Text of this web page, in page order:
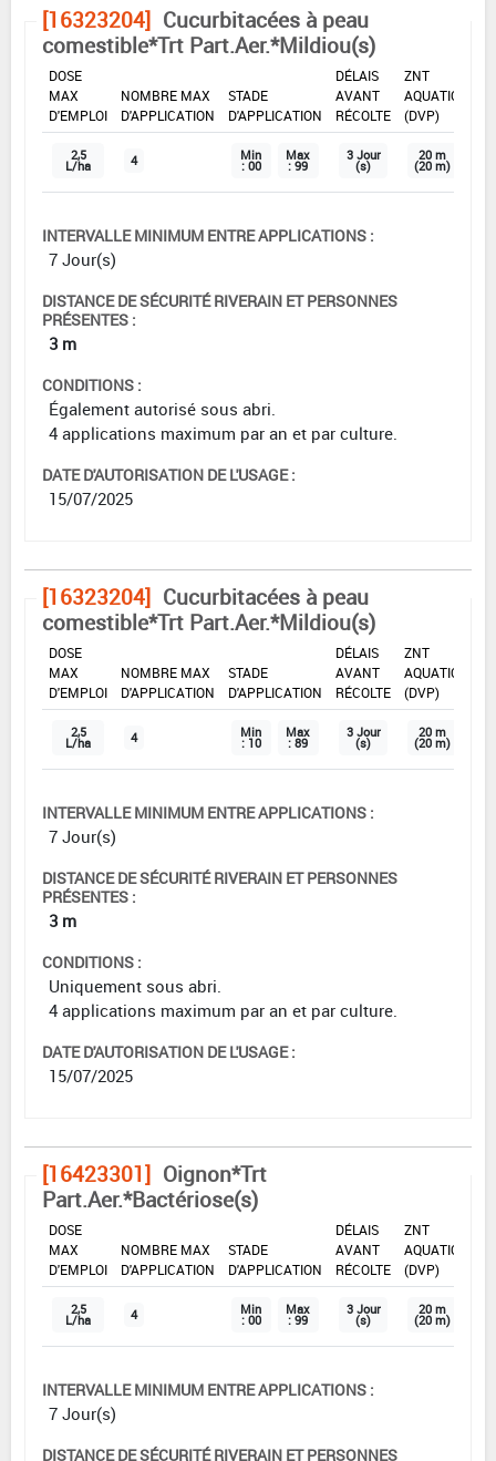
[16323204] Cucurbitacées à peau
comestible*Trt Part.Aer.*Mildiou(s)
DOSE
MAX
D'EMPLOI
NOMBRE MAX
D'APPLICATION
STADE
D'APPLICATION
DÉLAIS
AVANT
RÉCOLTE
ZNT
AQUATIQUE
(DVP)
2,5
L/ha 4 Min
: 00
Max
: 99
3 Jour
(s)
20 m
(20 m)
INTERVALLE MINIMUM ENTRE APPLICATIONS :
7 Jour(s)
DISTANCE DE SÉCURITÉ RIVERAIN ET PERSONNES
PRÉSENTES :
3 m
CONDITIONS :
Également autorisé sous abri.
4 applications maximum par an et par culture.
DATE D'AUTORISATION DE L'USAGE :
15/07/2025
[16323204] Cucurbitacées à peau
comestible*Trt Part.Aer.*Mildiou(s)
DOSE
MAX
D'EMPLOI
NOMBRE MAX
D'APPLICATION
STADE
D'APPLICATION
DÉLAIS
AVANT
RÉCOLTE
ZNT
AQUATIQUE
(DVP)
2,5
L/ha 4 Min
: 10
Max
: 89
3 Jour
(s)
20 m
(20 m)
INTERVALLE MINIMUM ENTRE APPLICATIONS :
7 Jour(s)
DISTANCE DE SÉCURITÉ RIVERAIN ET PERSONNES
PRÉSENTES :
3 m
CONDITIONS :
Uniquement sous abri.
4 applications maximum par an et par culture.
DATE D'AUTORISATION DE L'USAGE :
15/07/2025
[16423301] Oignon*Trt
Part.Aer.*Bactériose(s)
DOSE
MAX
D'EMPLOI
NOMBRE MAX
D'APPLICATION
STADE
D'APPLICATION
DÉLAIS
AVANT
RÉCOLTE
ZNT
AQUATIQUE
(DVP)
2,5
L/ha 4 Min
: 00
Max
: 99
3 Jour
(s)
20 m
(20 m)
INTERVALLE MINIMUM ENTRE APPLICATIONS :
7 Jour(s)
DISTANCE DE SÉCURITÉ RIVERAIN ET PERSONNES